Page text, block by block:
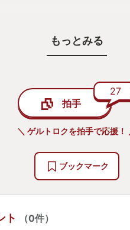
クシ、このゲームのアク
を招きまして。
死ぬ。
ュスターヴを私は「ヒゲ
ておりませなんだ。
に新キャラのヴェルソが
も「ヒゲの男」！
ギュスターヴか？とか、
か思っちゃったわけです
もっとみる
拍手
27
＼ ゲルトロクを拍手で応援！
ブックマーク
ト （0件）